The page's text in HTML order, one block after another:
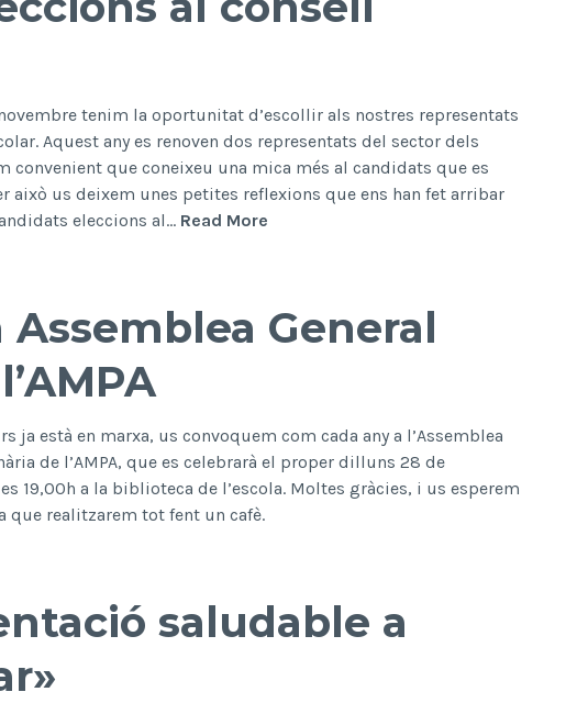
tenim la oportunitat d’escollir als nostres representats
Aquest any es renoven dos representats del sector dels
convenient que coneixeu una mica més al candidats que es
això us deixem unes petites reflexions que ens han fet arribar
eleccions al… Read More
escolar
General
ja està en marxa, us convoquem com cada any a l’Assemblea
de l’AMPA, que es celebrarà el proper dilluns 28 de
19,00h a la biblioteca de l’escola. Moltes gràcies, i us esperem
que realitzarem tot fent un cafè.
saludable a